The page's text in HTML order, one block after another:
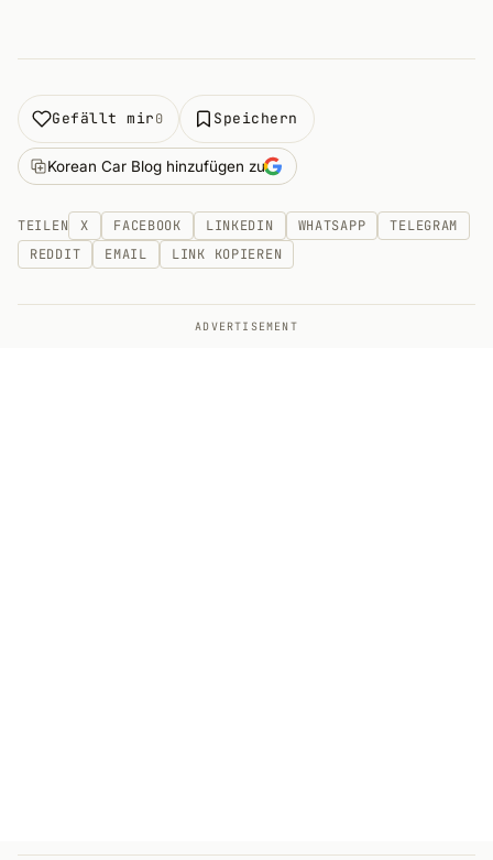
Gefällt mir0 Speichern
Korean Car Blog hinzufügen zu
TEILEN X FACEBOOK LINKEDIN WHATSAPP
TELEGRAM
REDDIT
EMAIL LINK KOPIEREN
ADVERTISEMENT